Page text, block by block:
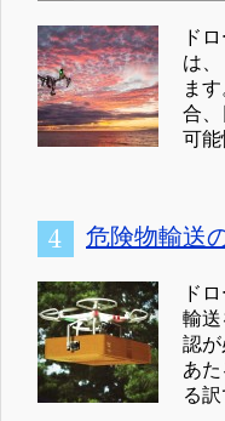
ド
は
ま
合、
可能
危険物輸送
ド
輸
認が
あ
る